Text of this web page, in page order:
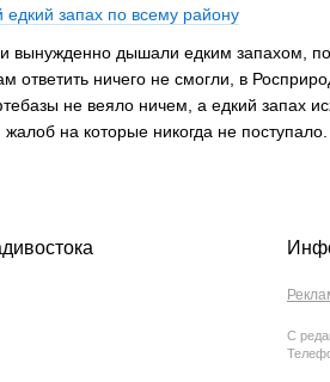
запах по всему району
дышали едким запахом,
ответить ничего не смогли, в
не веяло ничем, а едкий запах
на которые никогда не поступало.
С